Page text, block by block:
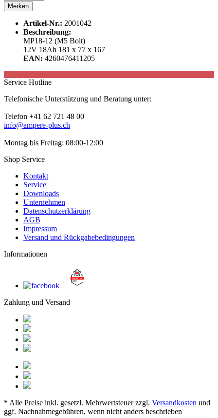
Merken
Artikel-Nr.: 2001042
Beschreibung:
MP18-12 (M5 Bolt)
12V 18Ah 181 x 77 x 167
EAN: 4260476411205
Service Hotline
Telefonische Unterstützung und Beratung unter:
Telefon +41 62 721 48 00
info@ampere-plus.ch
Montag bis Freitag: 08:00-12:00
Shop Service
Kontakt
Service
Downloads
Unternehmen
Datenschutzerklärung
AGB
Impressum
Versand und Rückgabebedingungen
Informationen
Zahlung und Versand
* Alle Preise inkl. gesetzl. Mehrwertsteuer zzgl. Versandkosten und
ggf. Nachnahmegebühren, wenn nicht anders beschrieben